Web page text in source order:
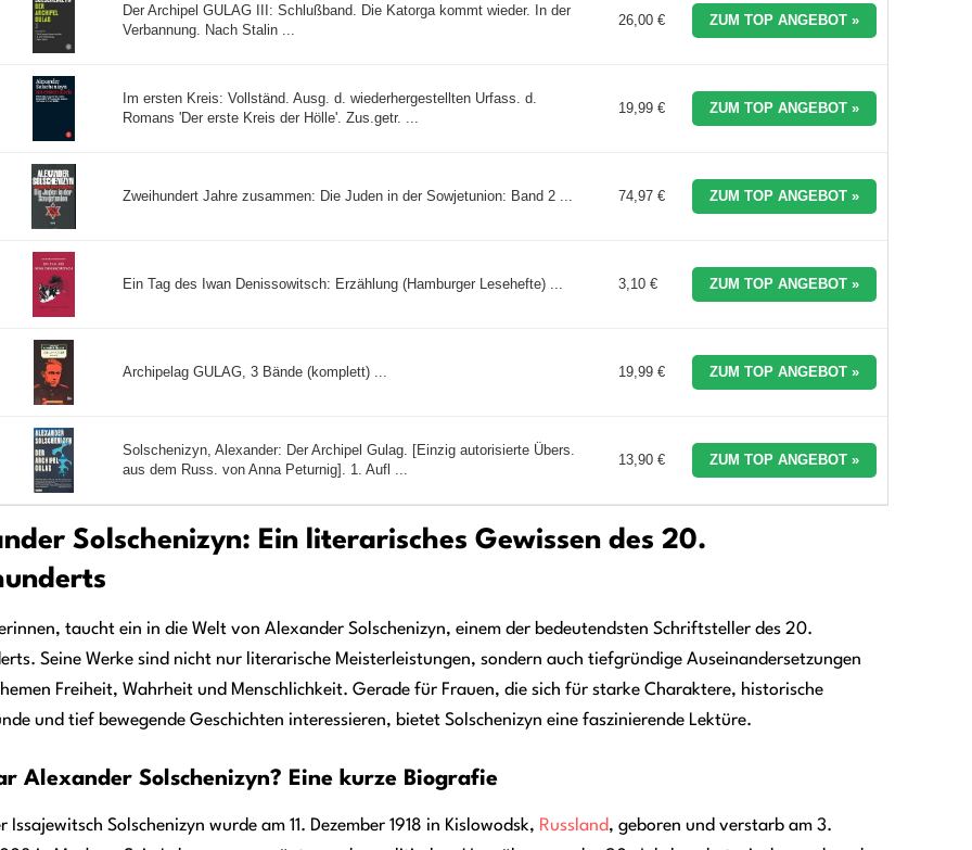
Der Archipel GULAG III: Schlußband. Die Katorga kommt wieder. In der
Verbannung. Nach Stalin ...
26,00 € ZUM TOP ANGEBOT »
Im ersten Kreis: Vollständ. Ausg. d. wiederhergestellten Urfass. d.
Romans 'Der erste Kreis der Hölle'. Zus.getr. ...
19,99 € ZUM TOP ANGEBOT »
Zweihundert Jahre zusammen: Die Juden in der Sowjetunion: Band 2 ... 74,97 € ZUM TOP ANGEBOT »
Ein Tag des Iwan Denissowitsch: Erzählung (Hamburger Lesehefte) ... 3,10 € ZUM TOP ANGEBOT »
Archipelag GULAG, 3 Bände (komplett) ... 19,99 € ZUM TOP ANGEBOT »
Solschenizyn, Alexander: Der Archipel Gulag. [Einzig autorisierte Übers.
aus dem Russ. von Anna Peturnig]. 1. Aufl ...
13,90 € ZUM TOP ANGEBOT »
Solschenizyn: Ein literarisches Gewissen des 20.
taucht ein in die Welt von Alexander Solschenizyn, einem der bedeutendsten Schriftsteller des 20.
Seine Werke sind nicht nur literarische Meisterleistungen, sondern auch tiefgründige Auseinandersetzungen
Freiheit, Wahrheit und Menschlichkeit. Gerade für Frauen, die sich für starke Charaktere, historische
und tief bewegende Geschichten interessieren, bietet Solschenizyn eine faszinierende Lektüre.
Alexander Solschenizyn? Eine kurze Biografie
Issajewitsch Solschenizyn wurde am 11. Dezember 1918 in Kislowodsk, Russland, geboren und verstarb am 3.